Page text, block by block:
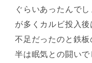
ぐらいあったんで
が多くカルビ投入
不足だったのと鉄
半は眠気との闘い